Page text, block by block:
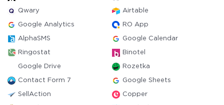
Qwary Airtable
Google Analytics RO App
AlphaSMS Google Calendar
Ringostat Binotel
Google Drive Rozetka
Contact Form 7 Google Sheets
SellAction Copper